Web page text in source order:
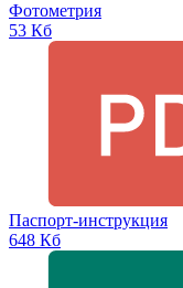
Фотометрия
53 Кб
Паспорт-инструкция
648 Кб